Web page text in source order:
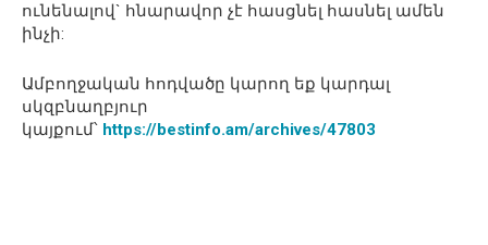
ունենալով` հնարավոր չէ հասցնել հասնել ամեն
ինչի:
Ամբողջական հոդվածը կարող եք կարդալ
սկզբնաղբյուր
կայքում՝ https://bestinfo.am/archives/47803